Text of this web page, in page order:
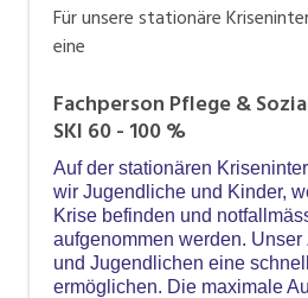
Für unsere stationäre
eine
Fachperson Pflege &
SKI 60 - 100 %
Auf der stationären
wir Jugendliche und Kinder,
Krise befinden und
aufgenommen werden.
und Jugendlichen eine
ermöglichen. Die maximale